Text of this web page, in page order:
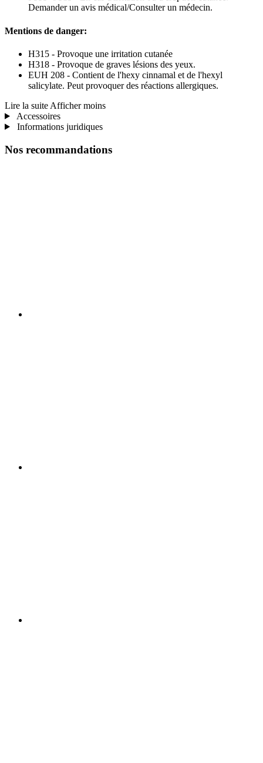
Demander un avis médical/Consulter un médecin.
Mentions de danger:
H315 - Provoque une irritation cutanée
H318 - Provoque de graves lésions des yeux.
EUH 208 - Contient de l'hexy cinnamal et de l'hexyl
salicylate. Peut provoquer des réactions allergiques.
Lire la suite Afficher moins
Accessoires
Informations juridiques
Nos recommandations